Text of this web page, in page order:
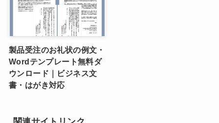
製品受注のお礼状の例文・
Wordテンプレート無料ダ
ウンロード｜ビジネス文
書・はがき対応